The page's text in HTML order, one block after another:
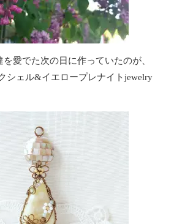
愛でた次の日に作っていたのが、
シェル&イエロープレナイトjewelry